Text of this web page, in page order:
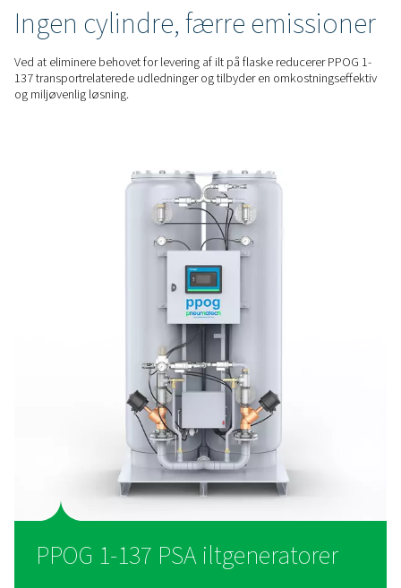
PPOG 1-137 producerer ilt på stedet med renhedsniveauer
med en iltanalysator, der kontinuerligt overvåger
en stabil og pålidelig forsyning til din drift.
LAVERE ENERGIFORBRUG
PPOG 1-137 er bygget med en ZMS-adsorbentenhed af
optimerer luftforbruget, hvilket hjælper med at holde
energiomkostningerne lave og reducere emissionerne
BÆREDYGTIGT ALTERNATIV
Ingen cylindre, færre
Ved at eliminere behovet for levering af ilt på flaske
137 transportrelaterede udledninger og tilbyder en
og miljøvenlig løsning.